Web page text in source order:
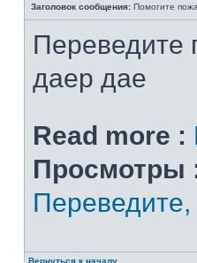
Заголовок сообщения: Помогите
Переведите
даер дае
Read more :
Просмотры
Вернуться к началу